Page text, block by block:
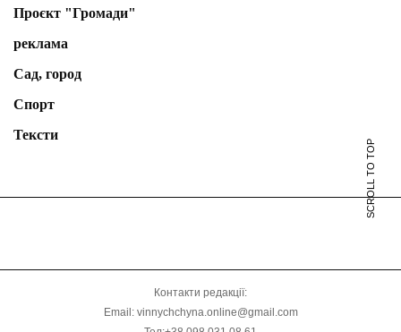
Проєкт "Громади"
реклама
Сад, город
Спорт
Тексти
SCROLL TO TOP
Контакти редакції:
Email: vinnychchyna.online@gmail.com